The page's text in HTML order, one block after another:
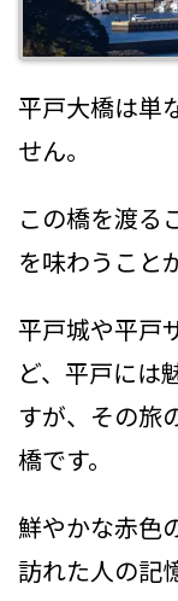
平戸大橋は単
せん。
この橋を渡る
を味わうこと
平戸城や平戸
ど、平戸には
すが、その旅
橋です。
鮮やかな赤色
訪れた人の記